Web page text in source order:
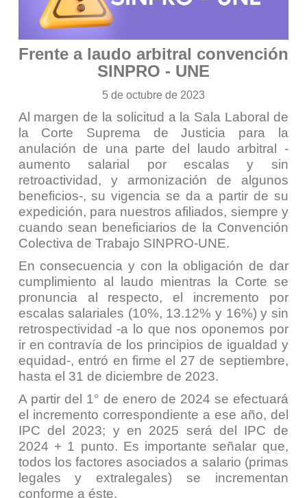
Frente a laudo arbitral convención
SINPRO - UNE
5 de octubre de 2023
Al margen de la solicitud a la Sala Laboral de
la Corte Suprema de Justicia para la
anulación de una parte del laudo arbitral -
aumento salarial por escalas y sin
retroactividad, y armonización de algunos
beneficios-, su vigencia se da a partir de su
expedición, para nuestros afiliados, siempre y
cuando sean beneficiarios de la Convención
Colectiva de Trabajo SINPRO-UNE.
En consecuencia y con la obligación de dar
cumplimiento al laudo mientras la Corte se
pronuncia al respecto, el incremento por
escalas salariales (10%, 13.12% y 16%) y sin
retrospectividad -a lo que nos oponemos por
ir en contravía de los principios de igualdad y
equidad-, entró en firme el 27 de septiembre,
hasta el 31 de diciembre de 2023.
A partir del 1° de enero de 2024 se efectuará
el incremento correspondiente a ese año, del
IPC del 2023; y en 2025 será del IPC de
2024 + 1 punto. Es importante señalar que,
todos los factores asociados a salario (primas
legales y extralegales) se incrementan
conforme a éste.